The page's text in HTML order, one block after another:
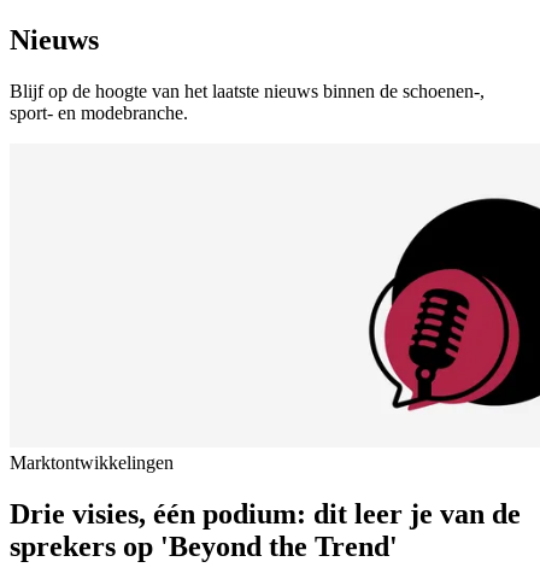
Nieuws
Blijf op de hoogte van het laatste nieuws binnen de schoenen-,
sport- en modebranche.
Marktontwikkelingen
Drie visies, één podium: dit leer je van de
sprekers op 'Beyond the Trend'